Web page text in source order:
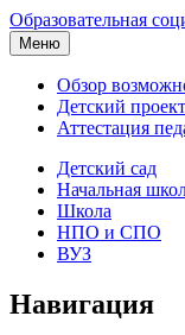
Образовательная
Меню
Обзор
Детский
Аттестация
Детский сад
Начальная
Школа
НПО и СПО
ВУЗ
Навигация